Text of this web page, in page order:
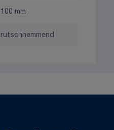
100 mm
rutschhemmend